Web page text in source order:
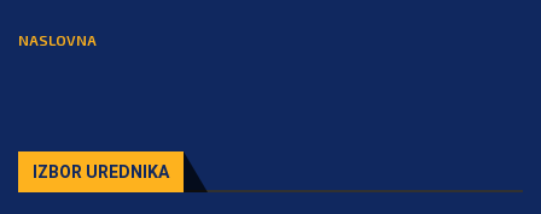
NASLOVNA
IZBOR UREDNIKA